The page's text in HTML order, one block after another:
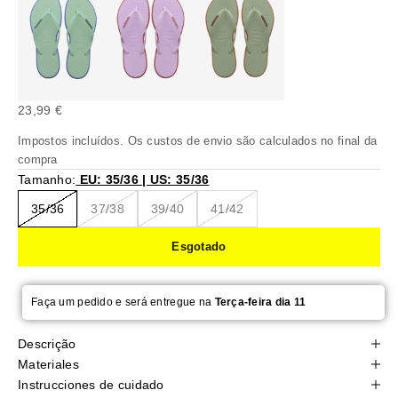
Preço promocional
23,99 €
Impostos incluídos. Oscustos de envio são calculados no final da
compra
Tamanho: EU: 35/36 | US: 35/36
35/36 37/38 39/40 41/42
Esgotado
Faça um pedido e será entregue na Terça-feira dia 11
Descrição
Materiales
Instrucciones de cuidado